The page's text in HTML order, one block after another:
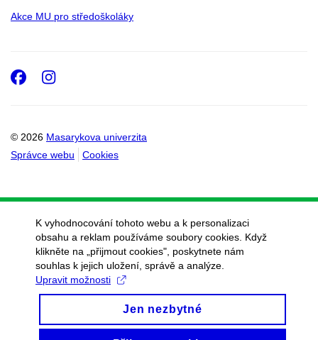
Akce MU pro středoškoláky
© 2026 Masarykova univerzita
Správce webu
Cookies
Facebook
Instagram
K vyhodnocování tohoto webu a k personalizaci
obsahu a reklam používáme soubory cookies. Když
klikněte na „přijmout cookies", poskytnete nám
souhlas k jejich uložení, správě a analýze.
Upravit možnosti
Jen nezbytné